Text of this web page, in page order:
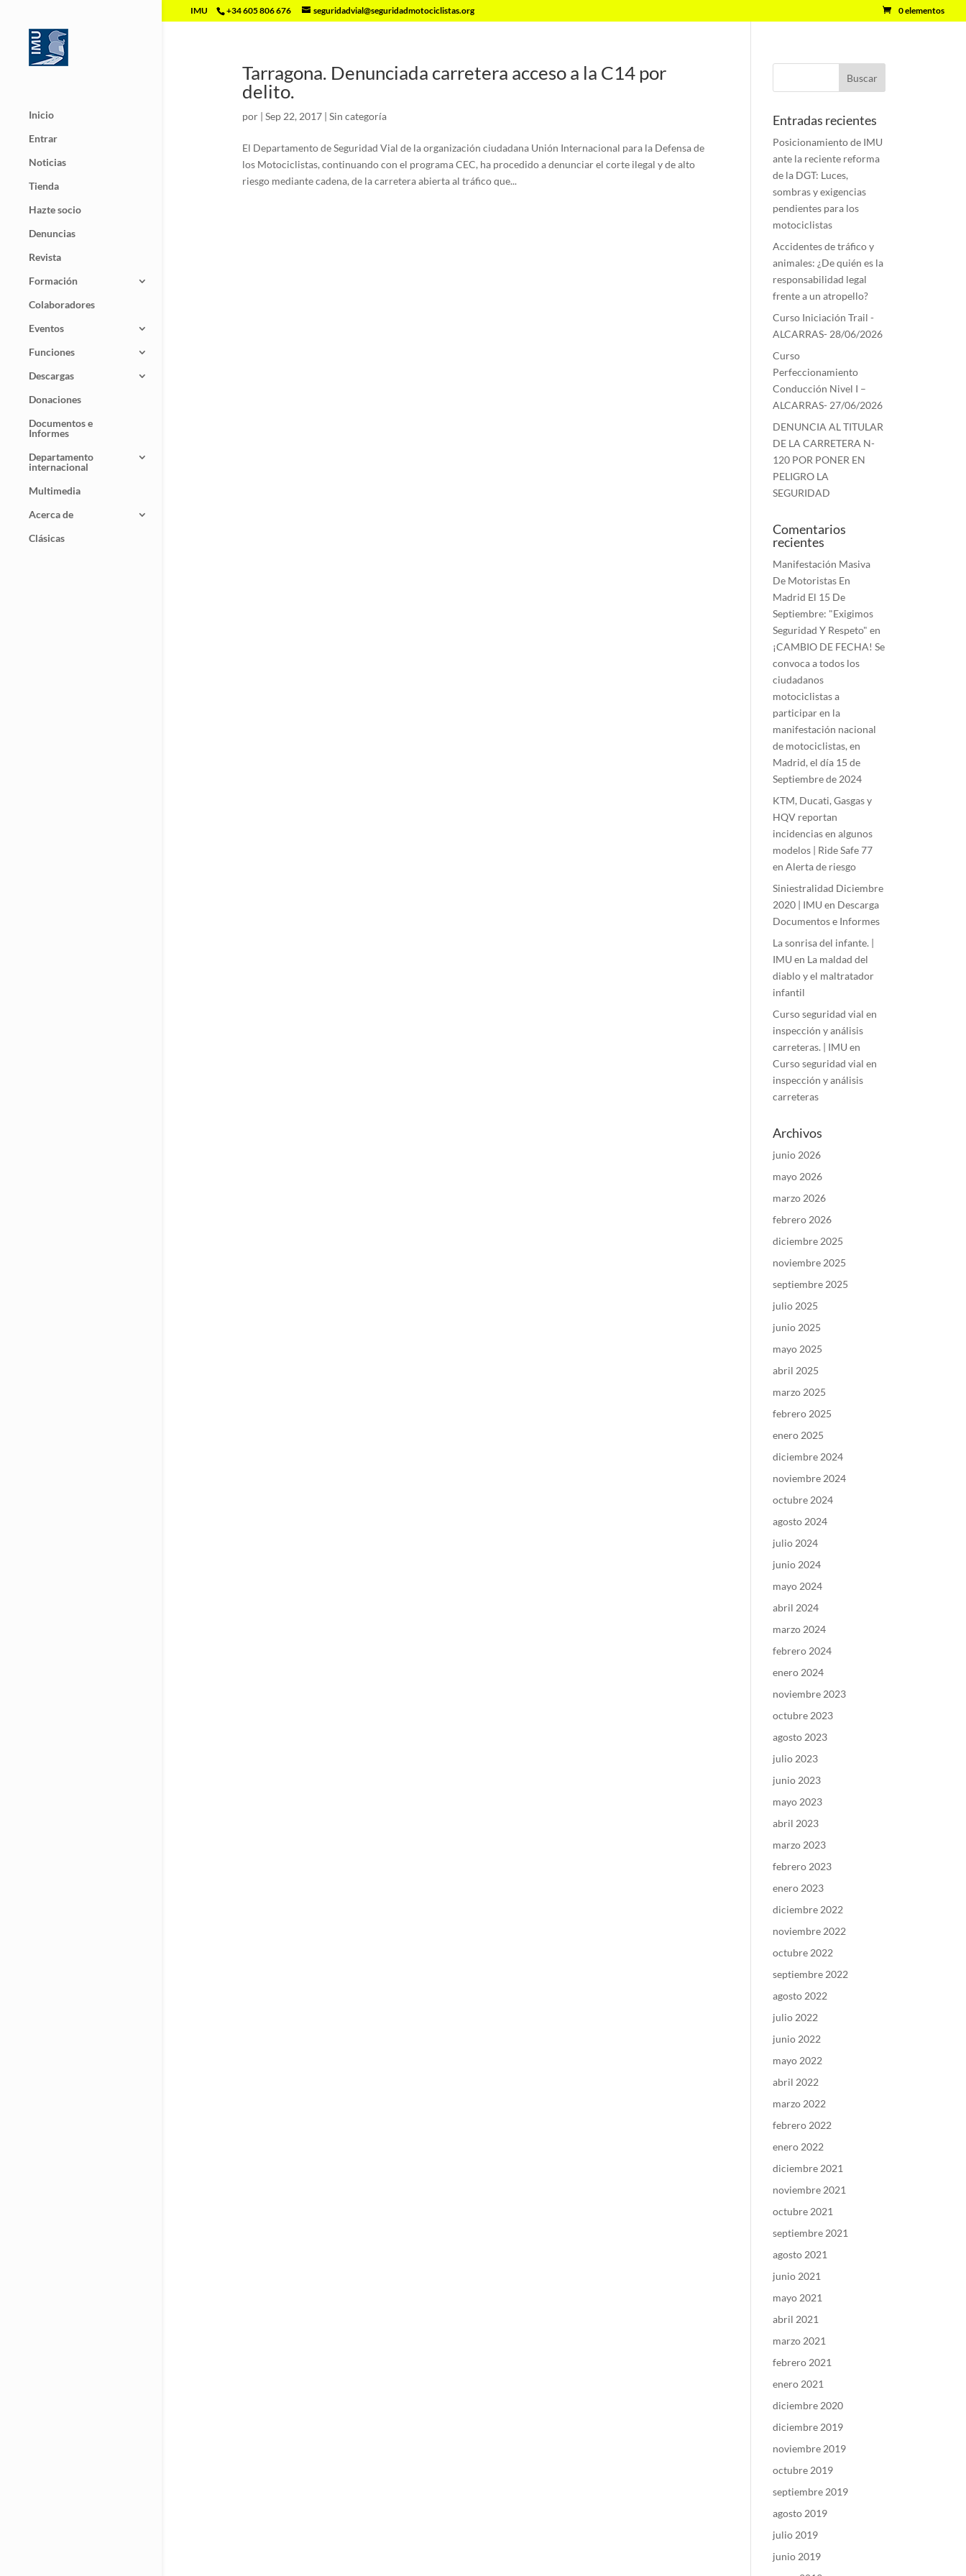
IMU +34 605 806 676 seguridadvial@seguridadmotociclistas.org 0 elementos
Inicio
Entrar
Noticias
Tienda
Hazte socio
Denuncias
Revista
Formación
Colaboradores
Eventos
Funciones
Descargas
Donaciones
Documentos e
Informes
Departamento
internacional
Multimedia
Acerca de
Clásicas
Tarragona. Denunciada carretera acceso a la C14 por
delito.
por | Sep 22, 2017| Sin categoría
El Departamento de Seguridad Vial de la organización ciudadana Unión Internacional para la Defensa de
los Motociclistas, continuando con el programa CEC, ha procedido a denunciar el corte ilegal y de alto
riesgo mediante cadena, de la carretera abierta al tráfico que...
Entradas recientes
Posicionamiento de IMU
ante la reciente reforma
de la DGT: Luces,
sombras y exigencias
pendientes para los
motociclistas
Accidentes de tráfico y
animales: ¿De quién es la
responsabilidad legal
frente a un atropello?
Curso Iniciación Trail -
ALCARRAS- 28/06/2026
Curso
Perfeccionamiento
Conducción Nivel I –
ALCARRAS- 27/06/2026
DENUNCIA AL TITULAR
DE LA CARRETERA N-
120 POR PONER EN
PELIGRO LA
SEGURIDAD
Comentarios
recientes
Manifestación Masiva
De Motoristas En
Madrid El 15 De
Septiembre: "Exigimos
Seguridad Y Respeto" en
¡CAMBIO DE FECHA! Se
convoca a todos los
ciudadanos
motociclistas a
participar en la
manifestación nacional
de motociclistas, en
Madrid, el día 15 de
Septiembre de 2024
KTM, Ducati, Gasgas y
HQV reportan
incidencias en algunos
modelos | Ride Safe 77
enAlerta de riesgo
Siniestralidad Diciembre
2020 | IMU en Descarga
Documentos e Informes
La sonrisa del infante. |
IMU en La maldad del
diablo y el maltratador
infantil
Curso seguridad vial en
inspección y análisis
carreteras. | IMU en
Curso seguridad vial en
inspección y análisis
carreteras
Archivos
junio 2026
mayo 2026
marzo 2026
febrero 2026
diciembre 2025
noviembre 2025
septiembre 2025
julio 2025
junio 2025
mayo 2025
abril 2025
marzo 2025
febrero 2025
enero 2025
diciembre 2024
noviembre 2024
octubre 2024
agosto 2024
julio 2024
junio 2024
mayo 2024
abril 2024
marzo 2024
febrero 2024
enero 2024
noviembre 2023
octubre 2023
agosto 2023
julio 2023
junio 2023
mayo 2023
abril 2023
marzo 2023
febrero 2023
enero 2023
diciembre 2022
noviembre 2022
octubre 2022
septiembre 2022
agosto 2022
julio 2022
junio 2022
mayo 2022
abril 2022
marzo 2022
febrero 2022
enero 2022
diciembre 2021
noviembre 2021
octubre 2021
septiembre 2021
agosto 2021
junio 2021
mayo 2021
abril 2021
marzo 2021
febrero 2021
enero 2021
diciembre 2020
diciembre 2019
noviembre 2019
octubre 2019
septiembre 2019
agosto 2019
julio 2019
junio 2019